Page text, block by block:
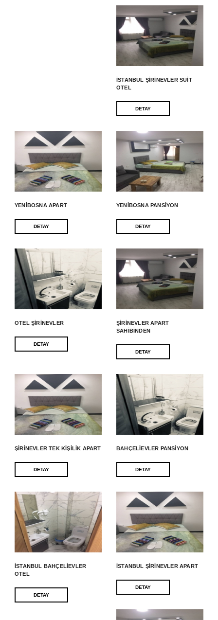
İSTANBUL ŞIRINEVLER SUIT
OTEL
DETAY
YENIBOSNA APART
DETAY
YENIBOSNA PANSIYON
DETAY
OTEL ŞIRINEVLER
DETAY
ŞIRINEVLER APART
SAHIBINDEN
DETAY
ŞIRINEVLER TEK KIŞILIK APART
DETAY
BAHÇELIEVLER PANSIYON
DETAY
İSTANBUL BAHÇELIEVLER
OTEL
DETAY
İSTANBUL ŞIRINEVLER APART
DETAY